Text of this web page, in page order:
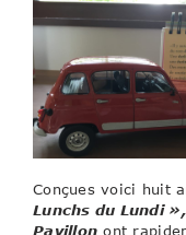
Conçues voici huit
Lunchs du Lundi »,
Pavillon ont